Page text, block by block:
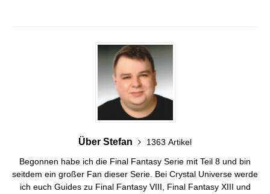
Über Stefan
1363 Artikel
Begonnen habe ich die Final Fantasy Serie mit Teil 8 und bin
seitdem ein großer Fan dieser Serie. Bei Crystal Universe werde
ich euch Guides zu Final Fantasy VIII, Final Fantasy XIII und